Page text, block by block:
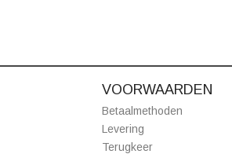
VOORWAARDEN
Betaalmethoden
Levering
Terugkeer